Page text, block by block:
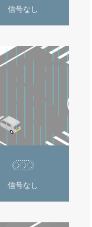
信号なし
信号なし